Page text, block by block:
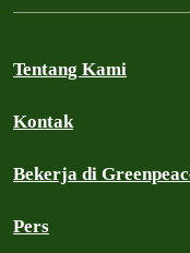
Tentang Kami
Kontak
Bekerja di
Pers